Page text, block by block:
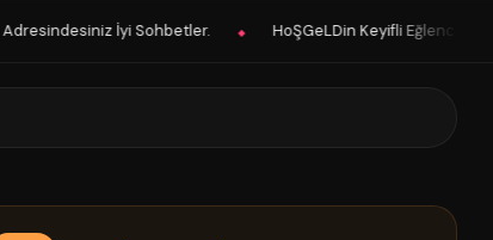
◆ HoŞGeLDin Keyifli Eğlenceli Hoş Vakitler Diler 2025